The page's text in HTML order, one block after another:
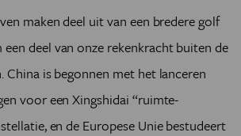
maken deel uit van een bredere golf
deel van onze rekenkracht buiten de
China is begonnen met het lanceren
voor een Xingshidai “ruimte-
en de Europese Unie bestudeert